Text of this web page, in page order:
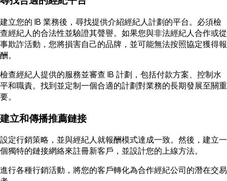
建立您的 IB 業務後，尋找提供介紹經紀人計劃的平台。必須檢
查經紀人的合法性並驗證其聲譽。如果您與非法經紀人合作或從
事欺詐活動，您將損害自己的品牌，並可能無法按照協定獲得報
酬。
檢查經紀人提供的服務並審查 IB 計劃，包括付款方案、控制水
平和職責。找到並定制一個合適的計劃對業務的長期發展至關重
要。
建立和傳播推薦鏈接
設定行銷策略，並與經紀人就報酬模式達成一致。然後，建立一
個獨特的鏈接網絡來註冊新客戶，並設計您的上線方法。
進行各種行銷活動，將您的客戶轉化為合作經紀公司的潛在交易